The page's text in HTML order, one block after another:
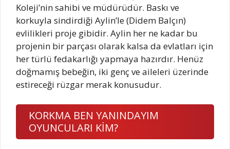
Koleji’nin sahibi ve müdürüdür. Baskı ve
korkuyla sindirdiği Aylin’le (Didem Balçın)
evlilikleri proje gibidir. Aylin her ne kadar bu
projenin bir parçası olarak kalsa da evlatları için
her türlü fedakarlığı yapmaya hazırdır. Henüz
doğmamış bebeğin, iki genç ve aileleri üzerinde
estireceği rüzgar merak konusudur.
KORKMA BEN YANINDAYIM
OYUNCULARI KİM?